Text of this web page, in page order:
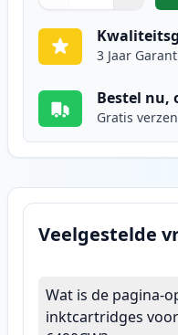
3 Jaar
Bestel nu,
Gratis
Veelgestelde
Wat is de pagina-
inktcartridges